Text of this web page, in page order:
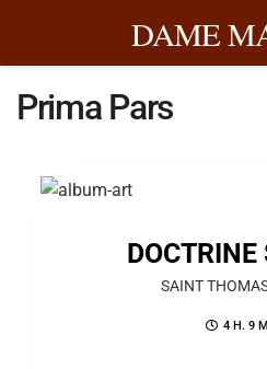
DAME
Prima Pars
DOCTRINE
SAINT
4 H. 9